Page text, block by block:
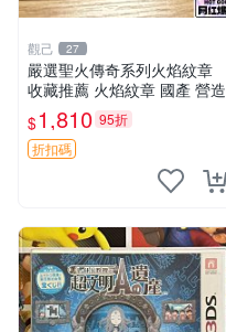
觀己 27
嚴選聖火傳奇系列火焰紋章
收藏推薦 火焰紋章 國產 營造
$1,810 95折
折扣碼